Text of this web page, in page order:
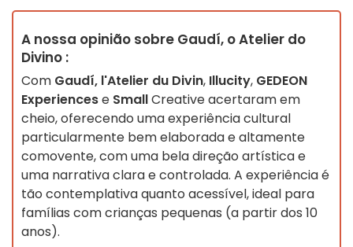
A nossa opinião sobre Gaudí, o Atelier do
Divino :
Com Gaudí, l'Atelier du Divin, Illucity, GEDEON
Experiencese SmallCreative acertaram em
cheio, oferecendo uma experiência cultural
particularmente bem elaborada e altamente
comovente, com uma bela direção artística e
uma narrativa clara e controlada. A experiência é
tão contemplativa quanto acessível, ideal para
famílias com crianças pequenas (a partir dos 10
anos).